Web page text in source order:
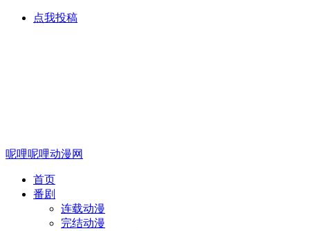
点我投稿
呢哩呢哩动漫网
首页
番剧
连载动漫
完结动漫